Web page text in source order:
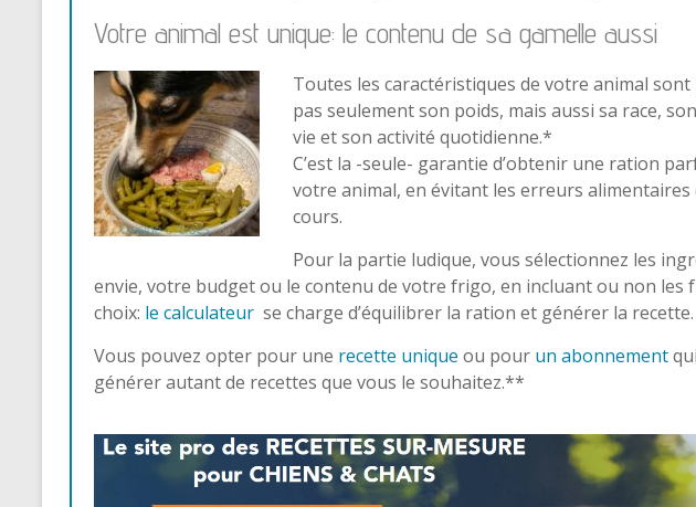
Votre animal est unique: le contenu de sa gamelle aussi
Toutes les caractéristiques de votre animal sont
pas seulement son poids, mais aussi sa race,
vie et son activité quotidienne.*
C’est la -seule- garantie d’obtenir une ration
votre animal, en évitant les erreurs
cours.
Pour la partie ludique, vous sélectionnez les
envie, votre budget ou le contenu de votre frigo, en incluant ou non les
choix: le calculateur se charge d’équilibrer la ration et générer la recette.
Vous pouvez opter pour une recette unique ou pour un abonnement
générer autant de recettes que vous le souhaitez.**